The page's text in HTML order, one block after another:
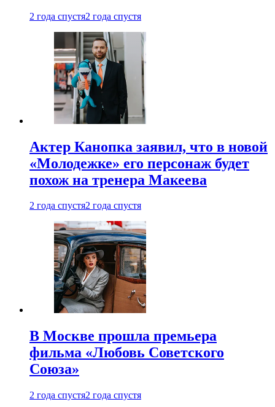
2 года спустя2 года спустя
Актер Канопка заявил, что в новой
«Молодежке» его персонаж будет
похож на тренера Макеева
2 года спустя2 года спустя
В Москве прошла премьера
фильма «Любовь Советского
Союза»
2 года спустя2 года спустя